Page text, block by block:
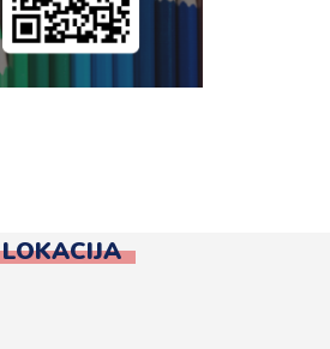
LOKACIJA